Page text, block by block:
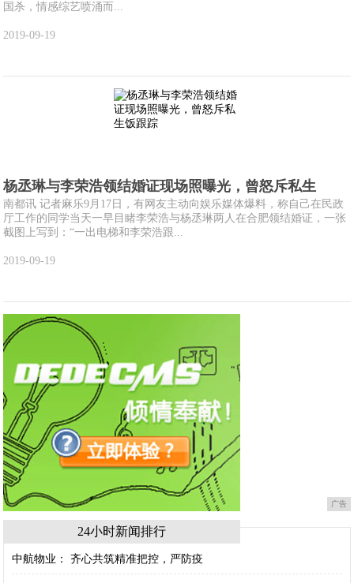
国杀，情感综艺喷涌而...
2019-09-19
杨丞琳与李荣浩领结婚证现场照曝光，曾怒斥私生
南都讯 记者麻乐9月17日，有网友主动向娱乐媒体爆料，称自己在民政
厅工作的同学当天一早目睹李荣浩与杨丞琳两人在合肥领结婚证，一张
截图上写到：“一出电梯和李荣浩跟...
2019-09-19
广告
24小时新闻排行
中航物业： 齐心共筑精准把控，严防疫